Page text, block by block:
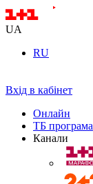
UA
RU
Вхід в кабінет
Онлайн
ТБ програма
Канали